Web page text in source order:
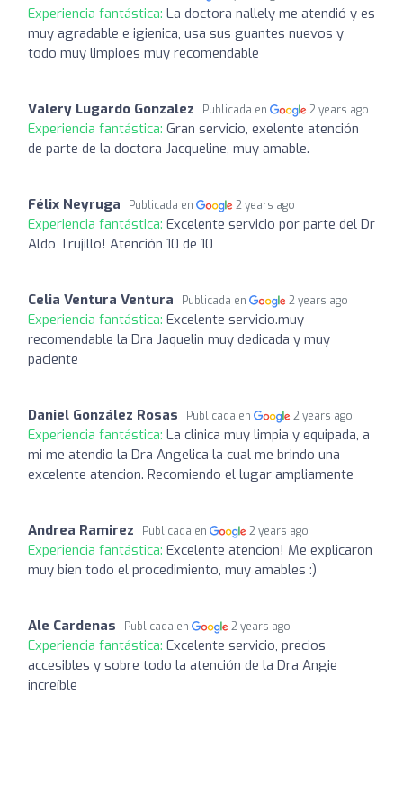
Experiencia fantástica: La doctora nallely me atendió y es
muy agradable e igienica, usa sus guantes nuevos y
todo muy limpioes muy recomendable
Valery Lugardo Gonzalez Publicada en 2 years ago
Experiencia fantástica: Gran servicio, exelente atención
de parte de la doctora Jacqueline, muy amable.
Félix Neyruga Publicada en 2 years ago
Experiencia fantástica: Excelente servicio por parte del Dr
Aldo Trujillo! Atención 10 de 10
Celia Ventura Ventura Publicada en 2 years ago
Experiencia fantástica: Excelente servicio.muy
recomendable la Dra Jaquelin muy dedicada y muy
paciente
Daniel González Rosas Publicada en 2 years ago
Experiencia fantástica: La clinica muy limpia y equipada, a
mi me atendio la Dra Angelica la cual me brindo una
excelente atencion. Recomiendo el lugar ampliamente
Andrea Ramirez Publicada en 2 years ago
Experiencia fantástica: Excelente atencion! Me explicaron
muy bien todo el procedimiento, muy amables :)
Ale Cardenas Publicada en 2 years ago
Experiencia fantástica: Excelente servicio, precios
accesibles y sobre todo la atención de la Dra Angie
increíble